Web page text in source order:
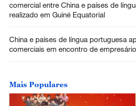
comercial entre China e países de
realizado em Guiné Equatorial
China e países de língua portuguesa
comerciais em encontro de
Mais Populares